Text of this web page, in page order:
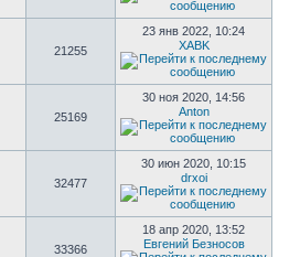
21255
23 янв 2022, 10:24
XABK
25169
30 ноя 2020, 14:56
Anton
32477
30 июн 2020, 10:15
drxoi
33366
18 апр 2020, 13:52
Евгений Безносов